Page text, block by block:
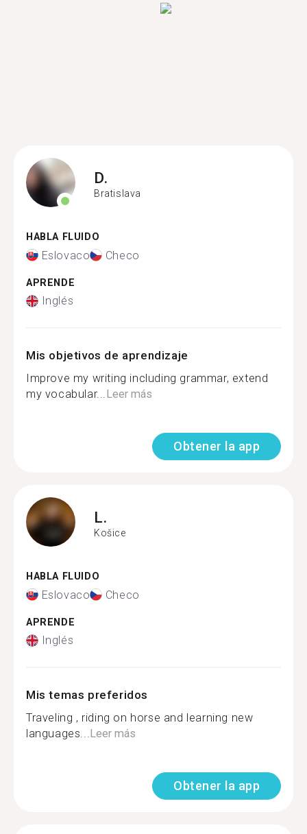
D.
Bratislava
HABLA FLUIDO
Eslovaco Checo
APRENDE
Inglés
Mis objetivos de aprendizaje
Improve my writing including grammar, extend
my vocabular...Leer más
Obtener la app
L.
Košice
HABLA FLUIDO
Eslovaco Checo
APRENDE
Inglés
Mis temas preferidos
Traveling , riding on horse and learning new
languages...Leer más
Obtener la app